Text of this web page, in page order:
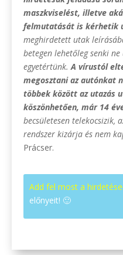
maszkviselést, illetve
felmutatását is kérhetik
meghirdetett utak
betegen lehetőleg senki
egyetértünk.A vírustól
megosztani az autónkat
többek között az utazás
köszönhetően, már 14
becsületesen telekocsizik,
rendszer kizárja és nem
Prácser.
Add fel most a
előnyeit! 🙂